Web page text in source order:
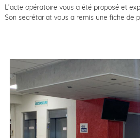
L’acte opératoire vous a été proposé et
Son secrétariat vous a remis une fiche de